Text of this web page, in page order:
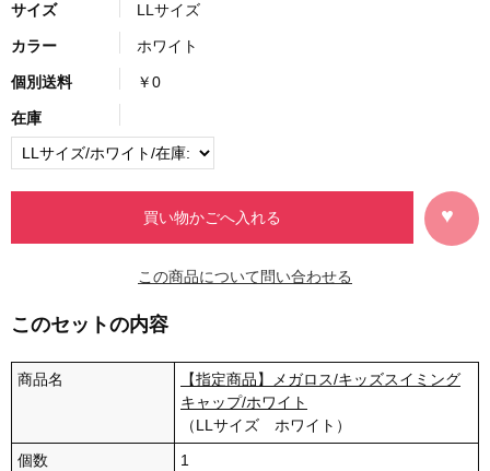
サイズ LLサイズ
カラー ホワイト
個別送料 ￥0
在庫
このセットの内容
商品名
【指定商品】メガロス/キッズスイミング
キャップ/ホワイト
（LLサイズ ホワイト）
個数
1
この商品について問い合わせる